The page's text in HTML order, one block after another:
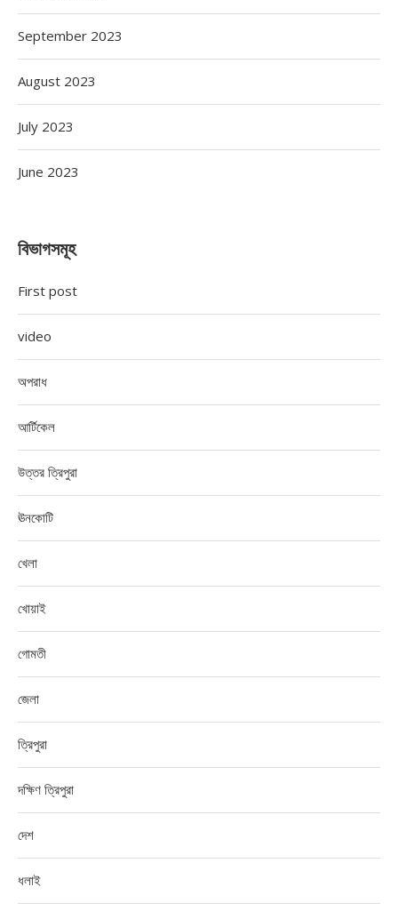
September 2023
August 2023
July 2023
June 2023
বিভাগসমূহ
First post
video
অপরাধ
আর্টিকেল
উত্তর ত্রিপুরা
ঊনকোটি
খেলা
খোয়াই
গোমতী
জেলা
ত্রিপুরা
দক্ষিণ ত্রিপুরা
দেশ
ধলাই